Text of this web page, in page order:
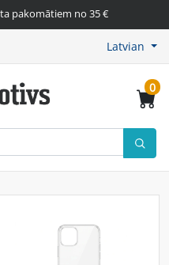
pakomātiem no 35 €
Latvian
0